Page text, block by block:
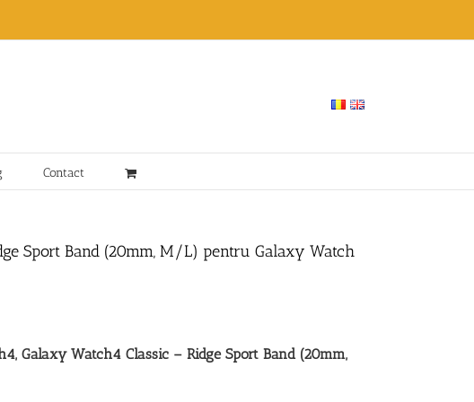
Contact
Sport Band (20mm, M/L) pentru Galaxy Watch
Galaxy Watch4 Classic – Ridge Sport Band (20mm,